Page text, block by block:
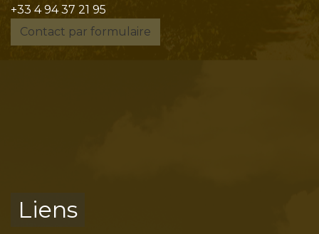
+33 4 94 37 21 95
Contact par formulaire
Liens